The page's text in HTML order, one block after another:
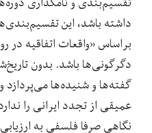
داشته باشد، این
براساس «واقعات اتفاقیه در
دگرگونی‌ها باشد. بدون
گفته‌ها و شنیده‌ها
عمیقی از تجدد ایرانی را
نگاهی صرفا فلسفی به‌